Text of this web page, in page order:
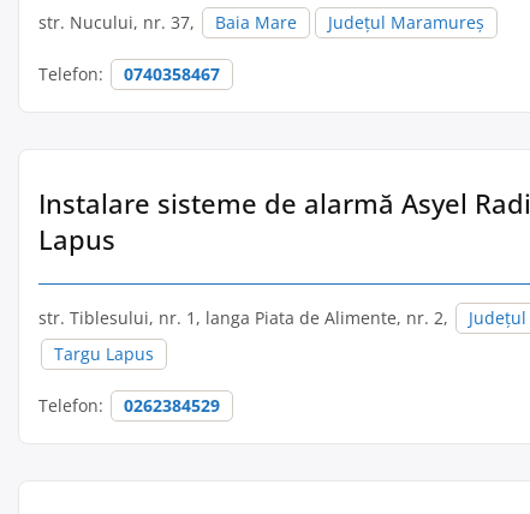
str. Nucului, nr. 37, Baia Mare Județul Maramureș
Telefon: 0740358467
Instalare sisteme de alarmă Asyel
Lapus
str. Tiblesului, nr. 1, langa Piata de Alimente, nr. 2,
Targu Lapus
Telefon: 0262384529